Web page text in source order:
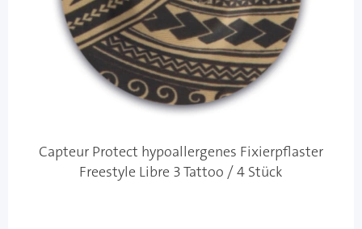
Capteur Protect hypoallergenes Fixierpflaster
Freestyle Libre 3 Tattoo / 4 Stück